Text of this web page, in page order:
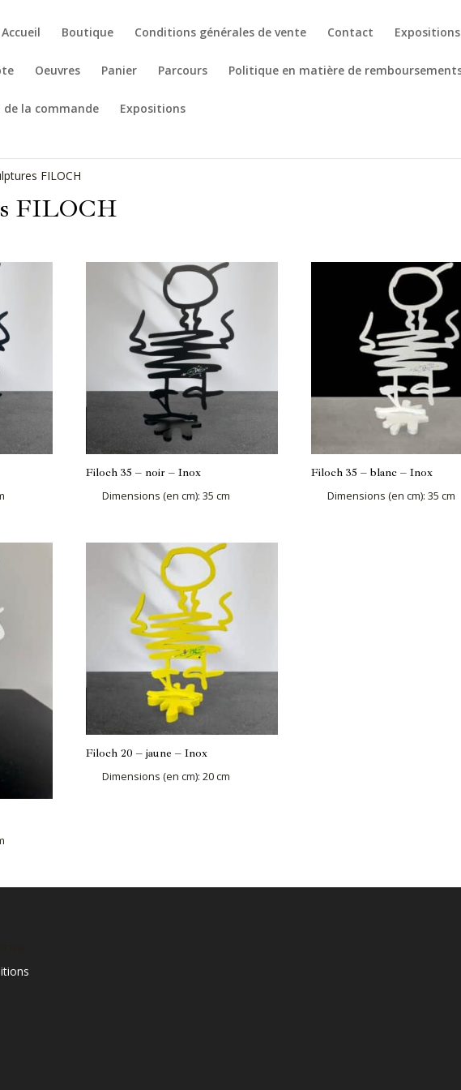
Accueil Boutique Conditions générales de vente Contact Expositions
Oeuvres Panier Parcours Politique en matière de
la commande Expositions
FILOCH
FILOCH
Filoch 35 – noir – Inox
Dimensions (en cm):35 cm
Filoch 35 – blanc – Inox
Dimensions (en cm):35 cm
Filoch 20 – jaune – Inox
Dimensions (en cm):20 cm